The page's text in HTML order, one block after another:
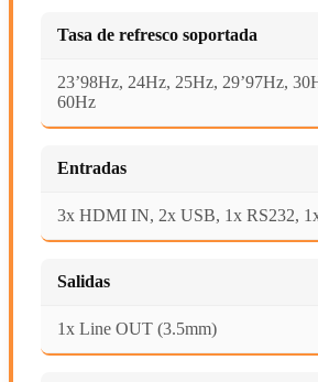
Tasa de refresco soportada
23’98Hz, 24Hz, 25Hz, 29’97Hz,
60Hz
Entradas
3x HDMI IN, 2x USB, 1x RS232,
Salidas
1x Line OUT (3.5mm)